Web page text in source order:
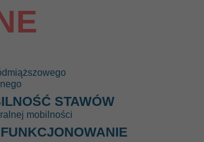
STAWÓW
mobilności